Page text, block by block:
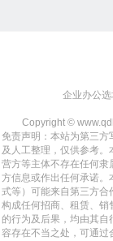
企业办公选
Copyright ©
免责声明：本站为第三方
及人工整理，仅供参考
营方等主体不存在任何隶
方信息或作出任何承诺。
式等）可能来自第三方合
构成任何招商、租赁、销
的行为及后果，均由其
容存在不当之处，可通过